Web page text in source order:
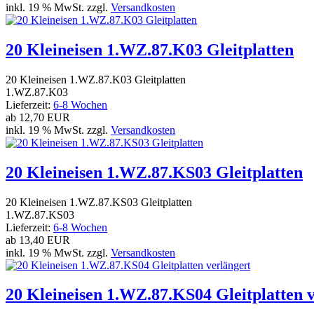
inkl. 19 % MwSt. zzgl. Versandkosten
20 Kleineisen 1.WZ.87.K03 Gleitplatten
20 Kleineisen 1.WZ.87.K03 Gleitplatten
1.WZ.87.K03
Lieferzeit: 6-8 Wochen
ab 12,70 EUR
inkl. 19 % MwSt. zzgl. Versandkosten
20 Kleineisen 1.WZ.87.KS03 Gleitplatten
20 Kleineisen 1.WZ.87.KS03 Gleitplatten
1.WZ.87.KS03
Lieferzeit: 6-8 Wochen
ab 13,40 EUR
inkl. 19 % MwSt. zzgl. Versandkosten
20 Kleineisen 1.WZ.87.KS04 Gleitplatten